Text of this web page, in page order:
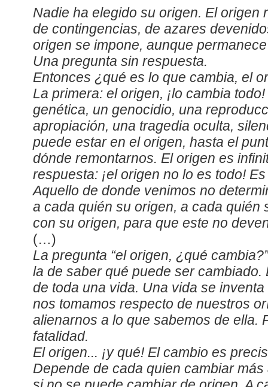
Nadie ha elegido su origen. El origen
de contingencias, de azares
origen se impone, aunque
Una pregunta sin respuesta.
Entonces ¿qué es lo que cambia, el
La primera: el origen, ¡lo cambia
genética, un genocidio, una
apropiación, una tragedia oculta,
puede estar en el origen, hasta el
dónde remontarnos. El origen es
respuesta: ¡el origen no lo es todo!
Aquello de donde venimos no
a cada quién su origen, a cada quién
con su origen, para que este no
(…)
La pregunta “el origen, ¿qué
la de saber qué puede ser cambiado.
de toda una vida. Una vida se
nos tomamos respecto de nuestros
alienarnos a lo que sabemos de ella.
fatalidad.
El origen... ¡y qué! El cambio es
Depende de cada quien cambiar